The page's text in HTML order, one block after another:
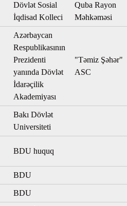
Dövlət Sosial
İqdisad Kolleci
Quba Rayon
Məhkəməsi
Azərbaycan
Respublikasının
Prezidenti
yanında Dövlət
İdarəçilik
Akademiyası
"Təmiz Şəhər"
ASC
Bakı Dövlət
Universiteti
BDU huquq
BDU
BDU